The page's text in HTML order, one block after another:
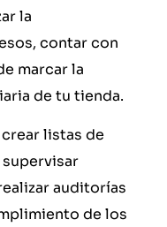
la
contar con
marcar la
de tu tienda.
listas de
auditorías
de los